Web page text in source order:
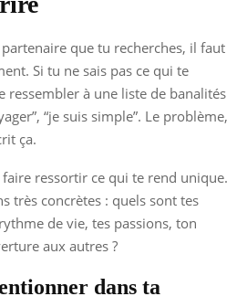
que tu recherches, il faut
Si tu ne sais pas ce qui te
à une liste de banalités
“je suis simple”. Le problème,
ça.
faire ressortir ce qui te rend unique.
très concrètes : quels sont tes
de vie, tes passions, ton
aux autres ?
dans ta